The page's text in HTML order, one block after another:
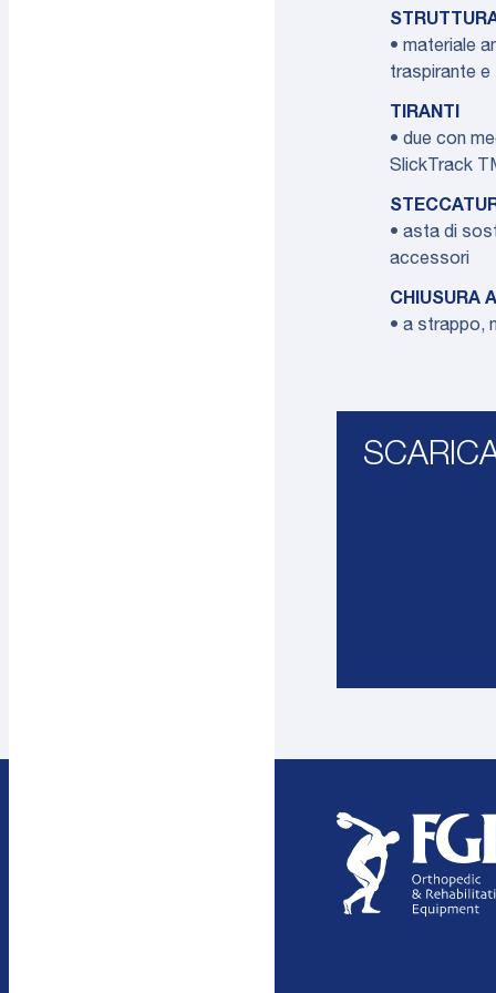
• materiale
traspirante
TIRANTI
• due con
SlickTrack
• asta di
accessori
CHIUSURA
• a strappo,